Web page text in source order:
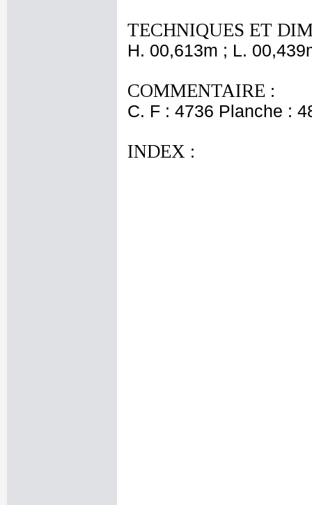
TECHNIQUES ET
H. 00,613m ; L.
COMMENTAIRE :
C. F : 4736 Planche :
INDEX :